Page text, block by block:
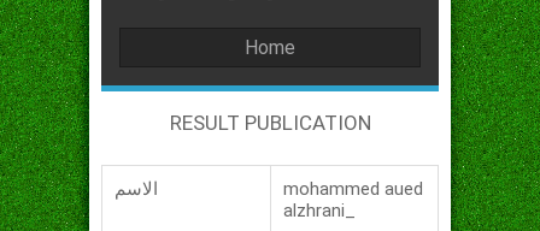
Home
RESULT PUBLICATION
الاسم
mohammed aued
alzhrani_